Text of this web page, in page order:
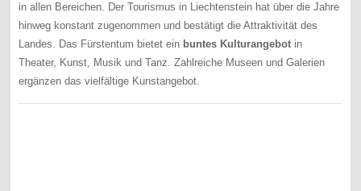
in allen Bereichen. Der Tourismus in Liechtenstein hat über die Jahre
hinweg konstant zugenommen und bestätigt die Attraktivität des
Landes. Das Fürstentum bietet ein buntes Kulturangebot in
Theater, Kunst, Musik und Tanz. Zahlreiche Museen und Galerien
ergänzen das vielfältige Kunstangebot.